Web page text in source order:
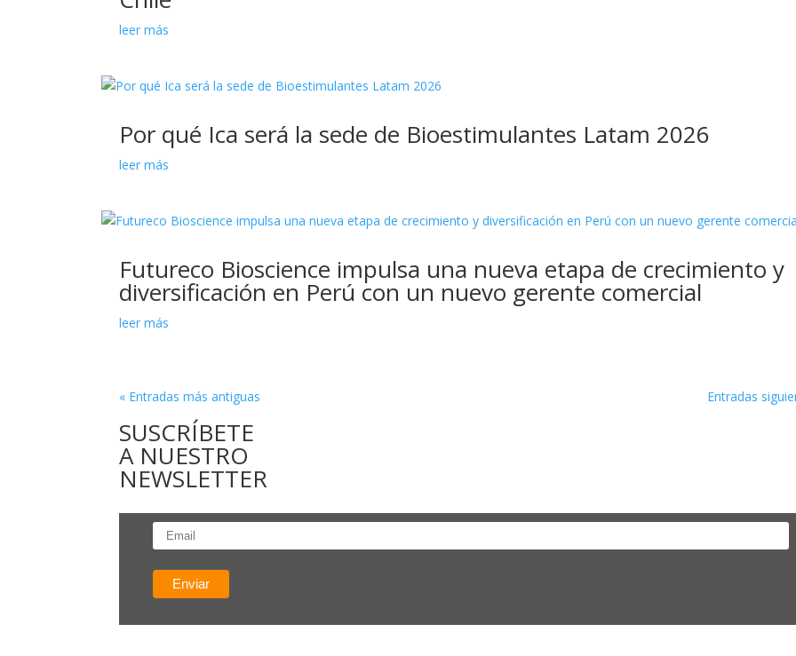
leer más
Por qué Ica será la sede de Bioestimulantes Latam 2026
leer más
Futureco Bioscience impulsa una nueva etapa de crecimiento y
diversificación en Perú con un nuevo gerente comercial
leer más
« Entradas más antiguas Entradas
SUSCRÍBETE
A NUESTRO
NEWSLETTER